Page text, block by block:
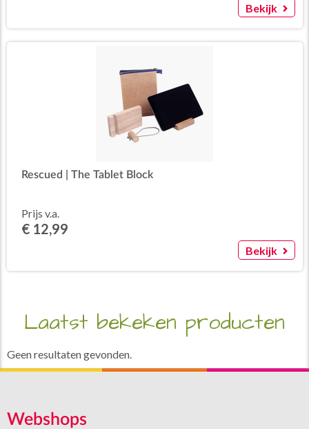
Bekijk
Rescued | The Tablet Block
Prijs v.a.
€ 12,99
Bekijk
Laatst bekeken producten
Geen resultaten gevonden.
Webshops